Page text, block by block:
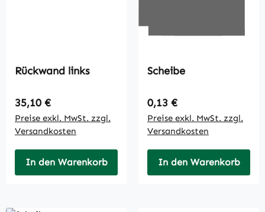
Rückwand links
Regulärer Preis:
35,10 €
Preise exkl. MwSt. zzgl.
Versandkosten
In den Warenkorb
Scheibe
Regulärer Preis:
0,13 €
Preise exkl. MwSt. zzgl.
Versandkosten
In den Warenkorb